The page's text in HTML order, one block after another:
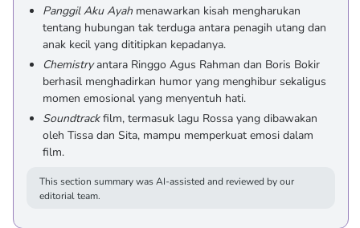
Panggil Aku Ayah menawarkan kisah mengharukan
tentang hubungan tak terduga antara penagih utang dan
anak kecil yang dititipkan kepadanya.
Chemistryantara Ringgo Agus Rahman dan Boris Bokir
berhasil menghadirkan humor yang menghibur sekaligus
momen emosional yang menyentuh hati.
Soundtrackfilm, termasuk lagu Rossa yang dibawakan
oleh Tissa dan Sita, mampu memperkuat emosi dalam
film.
This section summary was AI-assisted and reviewed by our
editorial team.